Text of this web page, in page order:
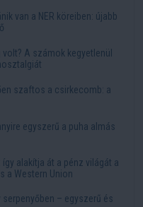
van a NER köreiben: újabb
volt? A számok kegyetlenül
szaftos a csirkecomb: a
egyszerű a puha almás
alakítja át a pénz világát a
a Western Union
– egyszerű és